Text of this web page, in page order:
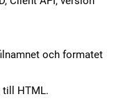
och formatet
till HTML.